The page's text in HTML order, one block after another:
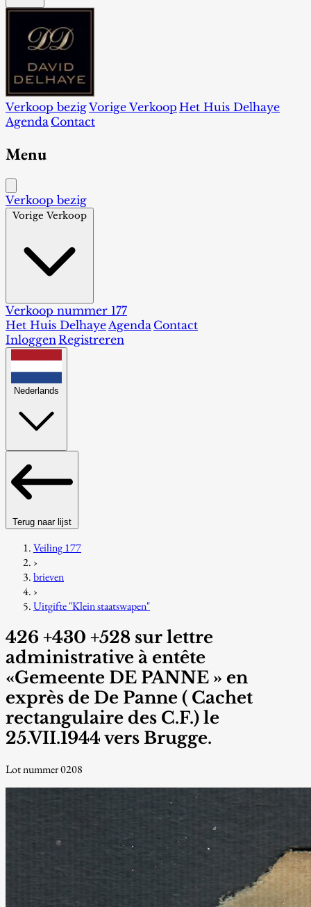
Verkoop bezigVorige Verkoop Het Huis Delhaye
Agenda Contact
Menu
Verkoop bezig
Vorige Verkoop
Verkoop nummer 177
Het Huis DelhayeAgenda Contact
InloggenRegistreren
Nederlands
Terug naar lijst
Veiling 177
›
brieven
›
Uitgifte "Klein staatswapen"
426 +430 +528 sur lettre
administrative à entête
«Gemeente DE PANNE » en
exprès de De Panne ( Cachet
rectangulaire des C.F.) le
25.VII.1944 vers Brugge.
Lot nummer 0208